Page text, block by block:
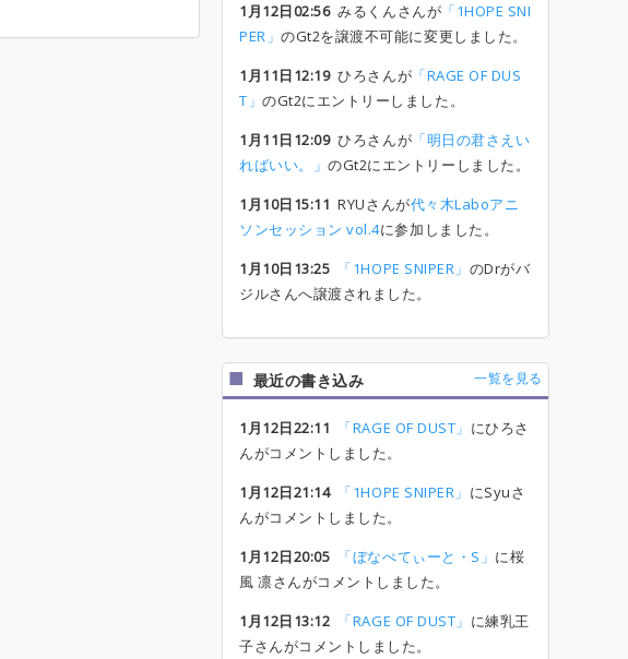
1月12日02:56みるくんさんが 「1HOPE SNI
PER」のGt2を譲渡不可能に変更しました。
1月11日12:19ひろさんが 「RAGE OF DUS
T」のGt2にエントリーしました。
1月11日12:09ひろさんが 「明日の君さえい
ればいい。」のGt2にエントリーしました。
1月10日15:11 RYUさんが代々木Laboアニ
ソンセッション vol.4に参加しました。
1月10日13:25
「1HOPE SNIPER」 のDrがバ
ジルさんへ譲渡されました。
最近の書き込み 一覧を見る
1月12日22:11 「RAGE OF DUST」 にひろさ
んがコメントしました。
1月12日21:14
「1HOPE SNIPER」 にSyuさ
んがコメントしました。
1月12日20:05
「ぼなぺてぃーと・S」 に桜
風 凛さんがコメントしました。
1月12日13:12
「RAGE OF DUST」 に練乳王
子さんがコメントしました。